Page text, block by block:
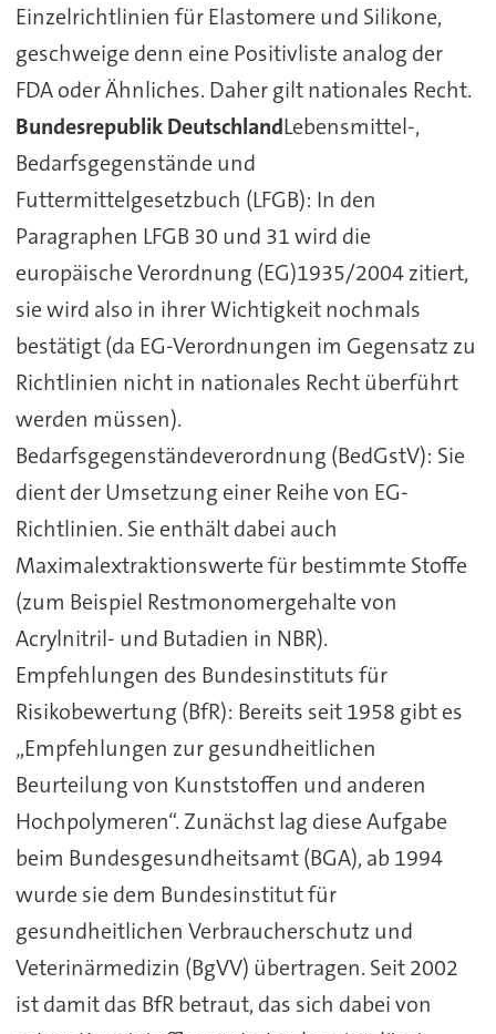
Einzelrichtlinien für Elastomere und Silikone,
geschweige denn eine Positivliste analog der
FDA oder Ähnliches. Daher gilt nationales Recht.
Bundesrepublik DeutschlandLebensmittel-,
Bedarfsgegenstände und
Futtermittelgesetzbuch (LFGB): In den
Paragraphen LFGB 30 und 31 wird die
europäische Verordnung (EG)1935/2004 zitiert,
sie wird also in ihrer Wichtigkeit nochmals
bestätigt (da EG-Verordnungen im Gegensatz zu
Richtlinien nicht in nationales Recht überführt
werden müssen).
Bedarfsgegenständeverordnung (BedGstV): Sie
dient der Umsetzung einer Reihe von EG-
Richtlinien. Sie enthält dabei auch
Maximalextraktionswerte für bestimmte Stoffe
(zum Beispiel Restmonomergehalte von
Acrylnitril- und Butadien in NBR).
Empfehlungen des Bundesinstituts für
Risikobewertung (BfR): Bereits seit 1958 gibt es
„Empfehlungen zur gesundheitlichen
Beurteilung von Kunststoffen und anderen
Hochpolymeren“. Zunächst lag diese Aufgabe
beim Bundesgesundheitsamt (BGA), ab 1994
wurde sie dem Bundesinstitut für
gesundheitlichen Verbraucherschutz und
Veterinärmedizin (BgVV) übertragen. Seit 2002
ist damit das BfR betraut, das sich dabei von